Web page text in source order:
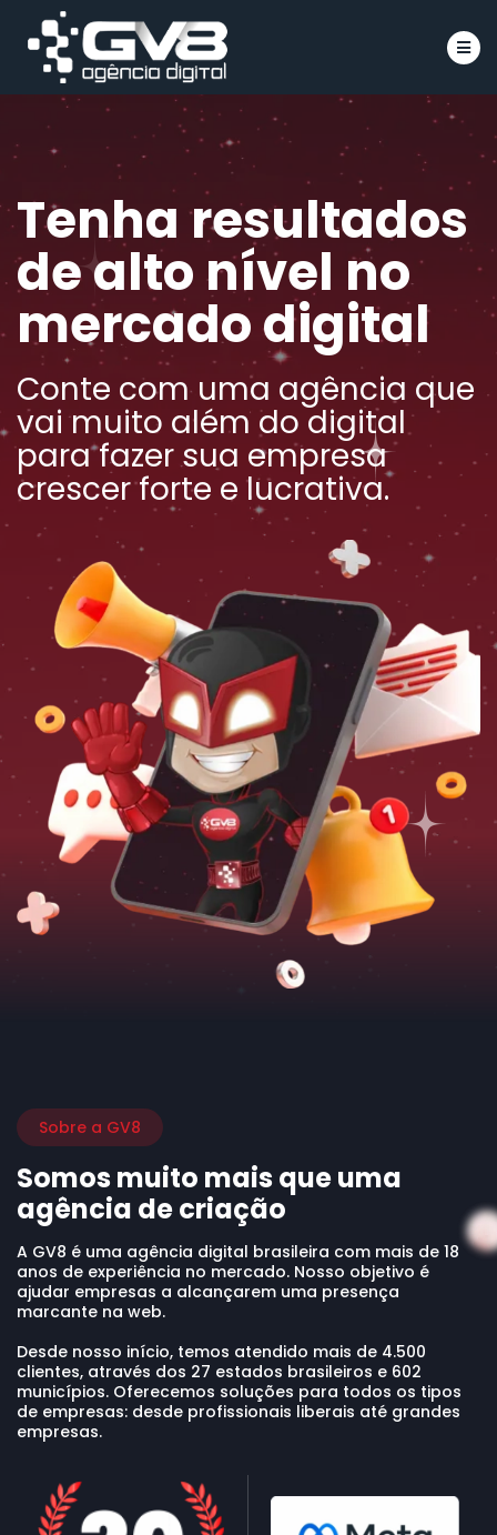
Tenha resultados
de alto nível no
mercado digital
Conte com uma agência que
vai muito além do digital
para fazer sua empresa
crescer forte e lucrativa.
Sobre a GV8
Somos muito mais que uma
agência de criação
A GV8 é uma agência digital brasileira com mais de 18
anos de experiência no mercado. Nosso objetivo é
ajudar empresas a alcançarem uma presença
marcante na web.
Desde nosso início, temos atendido mais de 4.500
clientes, através dos 27 estados brasileiros e 602
municípios. Oferecemos soluções para todos os tipos
de empresas: desde profissionais liberais até grandes
empresas.